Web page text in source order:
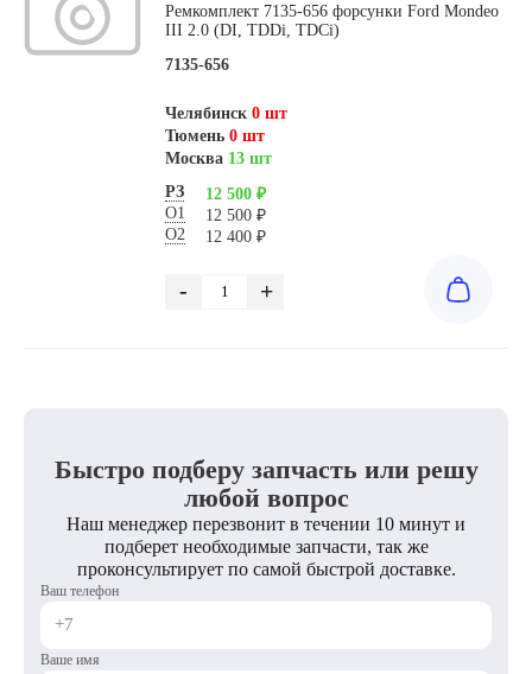
Ремкомплект 7135-656 форсунки Ford Mondeo
III 2.0 (DI, TDDi, TDCi)
7135-656
Челябинск 0 шт
Тюмень 0 шт
Москва 13 шт
РЗ
12 500 ₽
О1
12 500 ₽
О2
12 400 ₽
- +
Быстро подберу запчасть или решу
любой вопрос
Наш менеджер перезвонит в течении 10 минут и
подберет необходимые запчасти, так же
проконсультирует по самой быстрой доставке.
Ваш телефон
Ваше имя